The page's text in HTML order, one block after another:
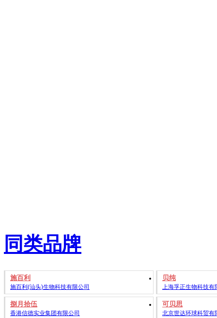
同类品牌
施百利
施百利(汕头)生物科技有限公司
贝纯
上海孚正生物科技有
捌月拾伍
香港信德实业集团有限公司
可贝思
北京世达环球科贸有